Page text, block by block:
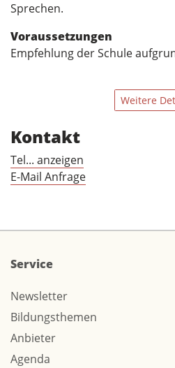
Sprechen.
Voraussetzungen
Empfehlung der Schule
Weitere
Kontakt
Tel... anzeigen
E-Mail Anfrage
Service
Newsletter
Bildungsthemen
Anbieter
Agenda